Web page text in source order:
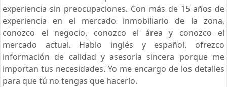
experiencia sin preocupaciones. Con más de 15 años de
experiencia en el mercado inmobiliario de la zona,
conozco el negocio, conozco el área y conozco el
mercado actual. Hablo inglés y español, ofrezco
información de calidad y asesoría sincera porque me
importan tus necesidades. Yo me encargo de los detalles
para que tú no tengas que hacerlo.